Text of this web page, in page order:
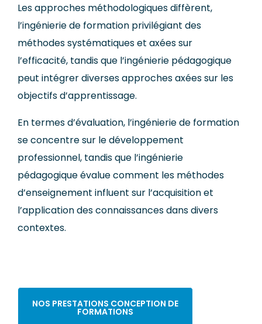
Les approches méthodologiques diffèrent,
l’ingénierie de formation privilégiant des
méthodes systématiques et axées sur
l’efficacité, tandis que l’ingénierie pédagogique
peut intégrer diverses approchesaxées sur les
objectifs d’apprentissage.
En termes d’évaluation, l’ingénierie de formation
se concentre sur le développement
professionnel, tandis que l’ingénierie
pédagogique évalue comment les méthodes
d’enseignement influent sur l’acquisition et
l’application des connaissances dans divers
contextes.
NOS PRESTATIONS CONCEPTION DE
FORMATIONS